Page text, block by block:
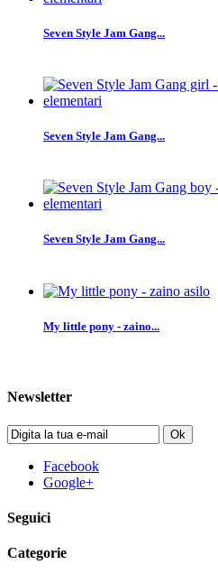
Seven Style Jam Gang...
Seven Style Jam Gang...
Seven Style Jam Gang...
My little pony - zaino...
Newsletter
Ok
Facebook
Google+
Seguici
Categorie